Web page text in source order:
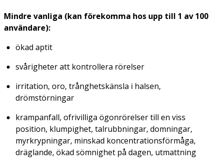
Mindre vanliga (kan förekomma hos upp till 1 av 100
användare):
ökad aptit
svårigheter att kontrollera rörelser
irritation, oro, trånghetskänsla i halsen,
drömstörningar
krampanfall, ofrivilliga ögonrörelser till en viss
position, klumpighet, talrubbningar, domningar,
myrkrypningar, minskad koncentrationsförmåga,
dräglande, ökad sömnighet på dagen, utmattning